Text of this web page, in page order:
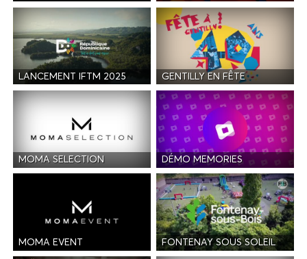
LANCEMENT IFTM 2025 GENTILLY EN FÊTE
MOMA SELECTION DÉMO MEMORIES
MOMA EVENT FONTENAY SOUS SOLEIL